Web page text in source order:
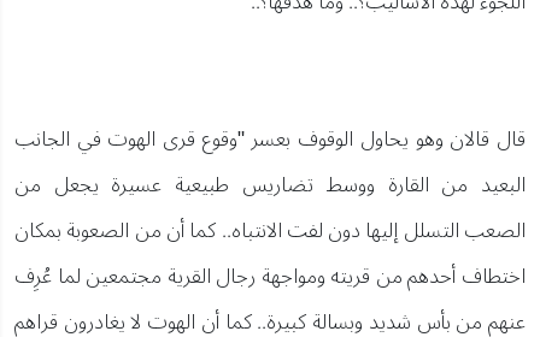
قال قالان وهو يحاول الوقوف بعسر "وقوع قرى الهوت في الجانب
البعيد من القارة ووسط تضاريس طبيعية عسيرة يجعل من
الصعب التسلل إليها دون لفت الانتباه.. كما أن من الصعوبة بمكان
اختطاف أحدهم من قريته ومواجهة رجال القرية مجتمعين لما عُرِف
عنهم من بأس شديد وبسالة كبيرة.. كما أن الهوت لا يغادرون قراهم